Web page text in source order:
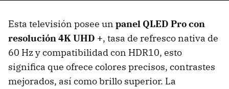
Esta televisión posee un panel QLED Pro con
resolución 4K UHD +, tasa de refresco nativa de
60 Hzy compatibilidad con HDR10, esto
significa que ofrece colores precisos, contrastes
mejorados, así como brillo superior. La